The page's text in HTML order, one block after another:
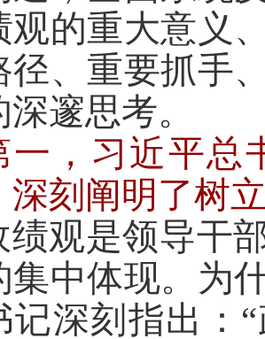
观的重大意义
径、重要抓手
邃思考。
一，习近平总
深刻阐明了树
绩观是领导干
集中体现。为
记深刻指出：